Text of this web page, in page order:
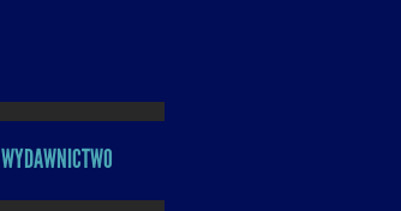
WYDAWNICTWO